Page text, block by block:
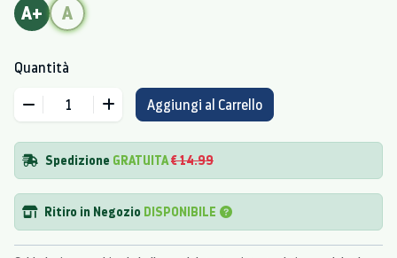
A+ A
Quantità
Aggiungi al Carrello
Spedizione GRATUITA€ 14.99
Ritiro in Negozio DISPONIBILE